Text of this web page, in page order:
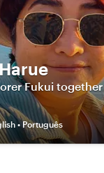
Fukui together
• Português